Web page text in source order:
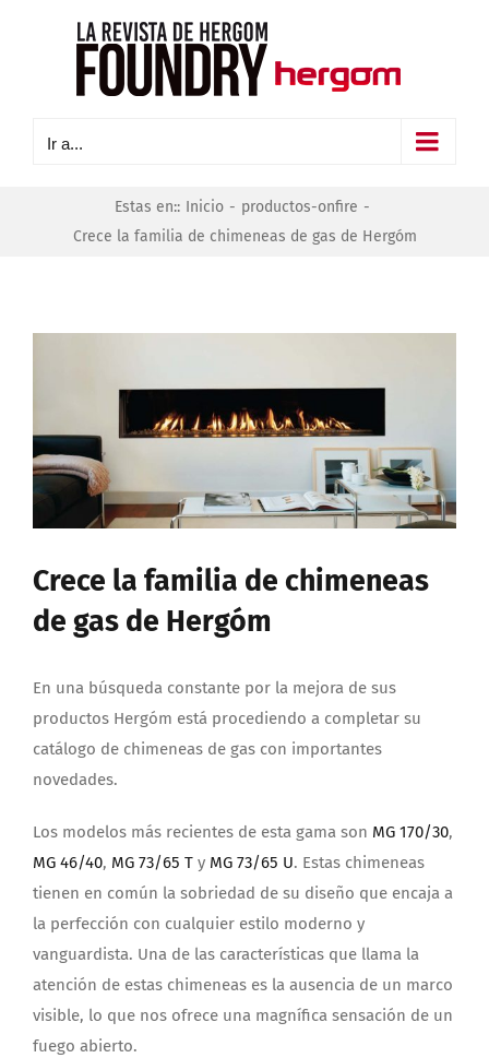
Ir a...
Estas en:: Inicio - productos-onfire -
Crece la familia de chimeneas de gas de Hergóm
grande
Crece la familia de chimeneas
de gas de Hergóm
En una búsqueda constante por la mejora de sus
productos Hergóm está procediendo a completar su
catálogo de chimeneas de gas con importantes
novedades.
Los modelos más recientes de esta gama son MG 170/30,
MG 46/40, MG 73/65 T y MG 73/65 U. Estas chimeneas
tienen en común la sobriedad de su diseño que encaja a
la perfección con cualquier estilo moderno y
vanguardista. Una de las características que llama la
atención de estas chimeneas es la ausencia de un marco
visible, lo que nos ofrece una magnífica sensación de un
fuego abierto.